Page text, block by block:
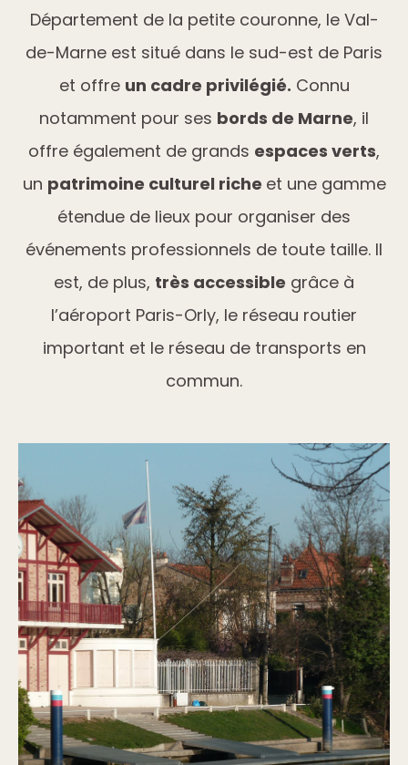
Département de la petite couronne, le Val-
de-Marne est situé dans le sud-est de Paris
et offre un cadre privilégié. Connu
notamment pour ses bords de Marne, il
offre également de grands espaces verts,
un patrimoine culturel riche et une gamme
étendue de lieux pour organiser des
événements professionnels de toute taille. Il
est, de plus, très accessible grâce à
l’aéroport Paris-Orly, le réseau routier
important et le réseau de transports en
commun.